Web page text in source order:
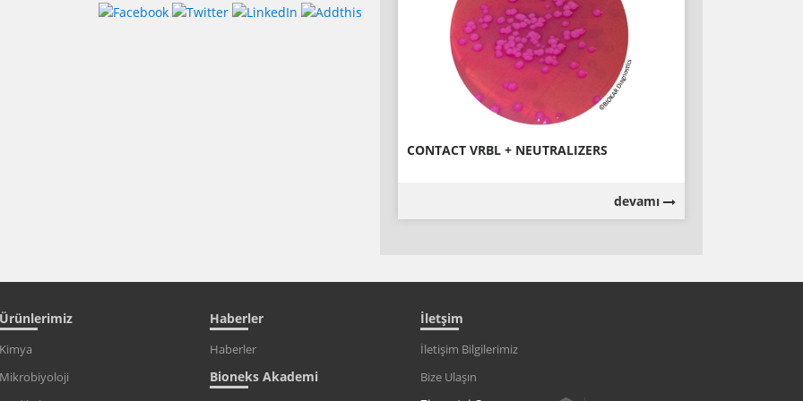
CONTACT VRBL + NEUTRALIZERS
devamı
Ürünlerimiz
Kimya
Mikrobiyoloji
Haberler
Haberler
Bioneks Akademi
İletşim
İletişim Bilgilerimiz
Bize Ulaşın